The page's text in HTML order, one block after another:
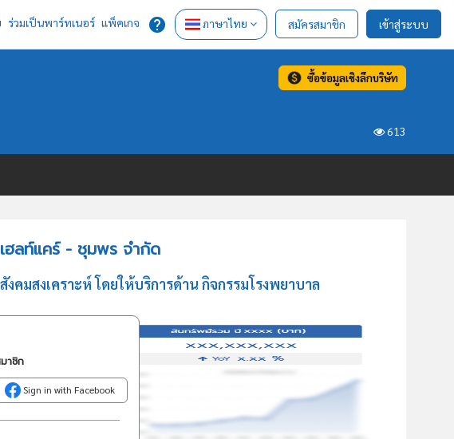
ร่วมเป็นพาร์ทเนอร์ แพ็คเกจ ภาษาไทย สมัครสมาชิก เข้าสู่ระบบ
ซื้อข้อมูลเชิงลึกบริษัท
613
ฮลท์แคร์ - ชุมพร จำกัด
มสงเคราะห์ โดยให้บริการด้าน กิจกรรมโรงพยาบาล
าชิก
Sign in with Facebook